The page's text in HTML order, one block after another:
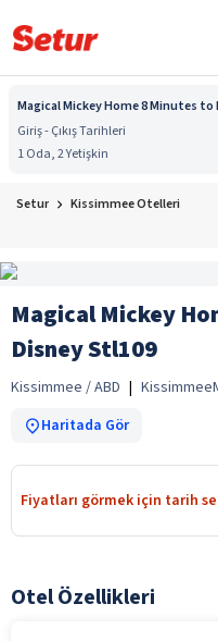
Magical Mickey Home 8 Minutes to
Giriş - Çıkış Tarihleri
1 Oda, 2 Yetişkin
Setur Kissimmee Otelleri
Magical Mickey
Disney Stl109
Kissimmee / ABD | Kissimmee
Haritada Gör
Fiyatları görmek için tarih
Otel Özellikleri